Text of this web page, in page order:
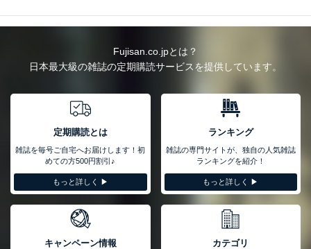
確にし、本人の同意を得たうえで利用目的の達成に必要な範囲内で
適法かつ公正な手段によって取得・利用・提供を行います。また、
への提供・開示は行いません。当社においてはこれらの取り組みを
確実にするため、従業者等の教育を徹底してまいります。また、目
当社は、個人情報に関連する法令、国が定める指針及びその他の規
範を遵守します。また、当社の管理の仕組みに、これらの法令及び
その他の規範を常に適合させます。
個人情報の安全管理措置
ュリティ対策をはじめとする安全対策を実施し、個人情報の漏え
い、滅失またはき損の防止及び是正に努めます。
アクセス制御
Fujisan.co.jpとは？
日本最大級の雑誌の定期購読サービスを提供しています。
定期購読とは
雑誌を毎号ご自宅へお届けします！初
めての方500円割引♪
もっと詳しく ▶︎
ランキング
雑誌の専門サイトが、独自の人気雑誌
ランキングを紹介！
もっと詳しく ▶︎
キャンペーン情報 カテゴリ